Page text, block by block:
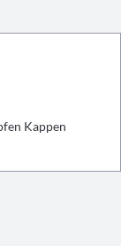
Kappen